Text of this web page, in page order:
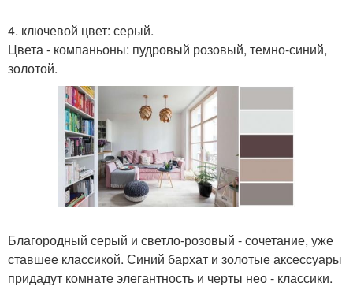
4. ключевой цвет: серый.
Цвета - компаньоны: пудровый розовый, темно-синий,
золотой.
Благородный серый и светло-розовый - сочетание, уже
ставшее классикой. Синий бархат и золотые аксессуары
придадут комнате элегантность и черты нео - классики.